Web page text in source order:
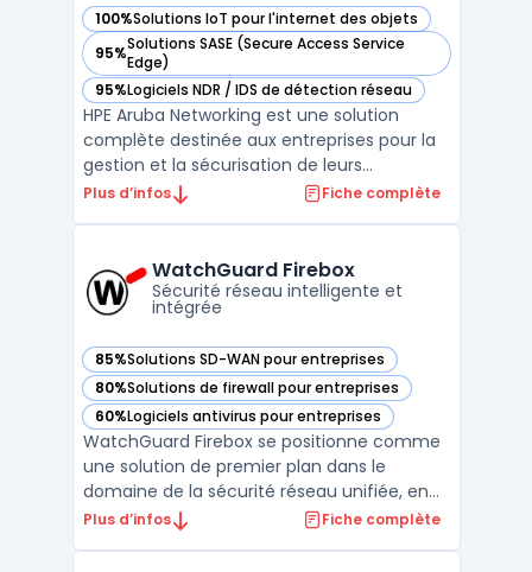
100%Solutions IoT pour l'internet des objets
— voir HPE Aruba Networking dans cette catégorie
95%Solutions SASE (Secure Access Service
Edge)
— voir HPE Aruba Networking dans cette catégorie
95%Logiciels NDR / IDS de détection réseau
— voir HPE Aruba Networking dans cette catégorie
HPE Aruba Networking est une solution
complète destinée aux entreprises pour la
gestion et la sécurisation de leurs
infrastructures réseau. Elle repose sur les
Architecture, permettant une protection
optimale des donné ...
Plus d’infos Fiche complète
WatchGuard Firebox
Sécurité réseau intelligente et
intégrée
85%Solutions SD-WAN pour entreprises
— voir WatchGuard Firebox dans cette catégorie
80%Solutions de firewall pour entreprises
— voir WatchGuard Firebox dans cette catégorie
60%Logiciels antivirus pour entreprises
— voir WatchGuard Firebox dans cette catégorie
WatchGuard Firebox se positionne comme
une solution de premier plan dans le
domaine de la sécurité réseau unifiée, en
offrant une gamme complète de
Plus d’infos Fiche complète